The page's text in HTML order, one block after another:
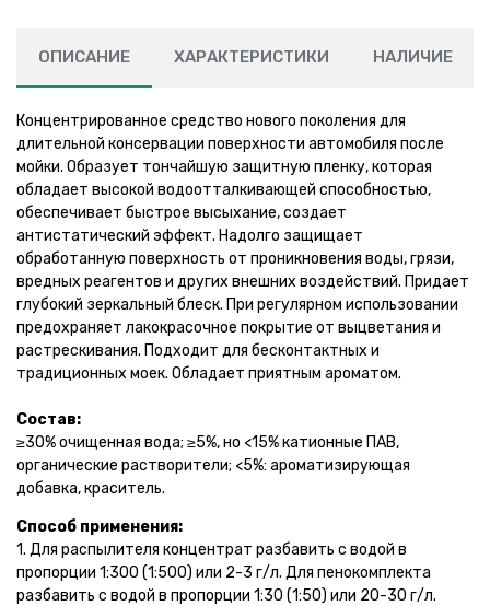
ОПИСАНИЕ ХАРАКТЕРИСТИКИ НАЛИЧИЕ
Концентрированное средство нового поколения для
длительной консервации поверхности автомобиля после
мойки. Образует тончайшую защитную пленку, которая
обладает высокой водоотталкивающей способностью,
обеспечивает быстрое высыхание, создает
антистатический эффект. Надолго защищает
обработанную поверхность от проникновения воды, грязи,
вредных реагентов и других внешних воздействий. Придает
глубокий зеркальный блеск. При регулярном использовании
предохраняет лакокрасочное покрытие от выцветания и
растрескивания. Подходит для бесконтактных и
традиционных моек. Обладает приятным ароматом.
Состав:
≥30% очищенная вода; ≥5%, но <15% катионные ПАВ,
органические растворители; <5%: ароматизирующая
добавка, краситель.
Способ применения:
1. Для распылителя концентрат разбавить с водой в
пропорции 1:300 (1:500) или 2-3 г/л. Для пенокомплекта
разбавить с водой в пропорции 1:30 (1:50) или 20-30 г/л.